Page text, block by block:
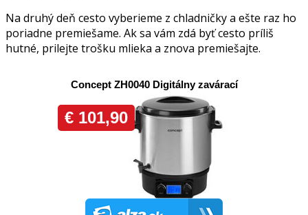
Na druhý deň cesto vyberieme z chladničky a ešte raz ho
poriadne premiešame. Ak sa vám zdá byť cesto príliš
hutné, prilejte trošku mlieka a znova premiešajte.